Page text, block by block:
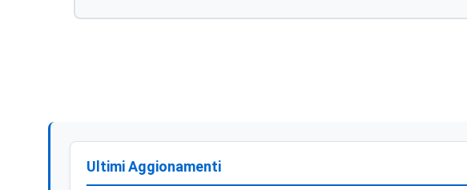
Ultimi Aggionamenti